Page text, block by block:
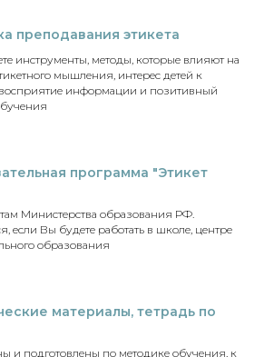
преподавания этикета
инструменты, методы, которые влияют на
мышления, интерес детей к
информации и позитивный
программа "Этикет
Министерства образования РФ.
если Вы будете работать в школе, центре
образования
материалы, тетрадь по
и подготовлены по методике обучения, к